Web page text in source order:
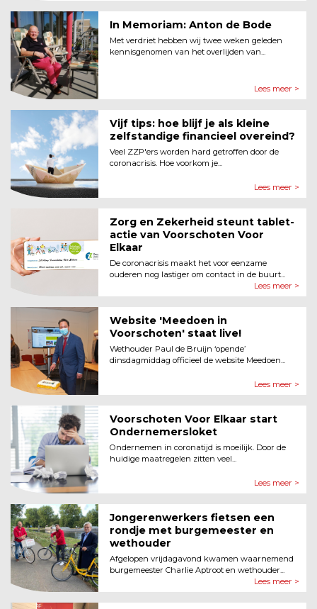
In Memoriam: Anton de Bode
Met verdriet hebben wij twee weken geleden
kennisgenomen van het overlijden van...
Lees meer >
Vijf tips: hoe blijf je als kleine
zelfstandige financieel overeind?
Veel ZZP'ers worden hard getroffen door de
coronacrisis. Hoe voorkom je...
Lees meer >
Zorg en Zekerheid steunt tablet-
actie van Voorschoten Voor
Elkaar
De coronacrisis maakt het voor eenzame
ouderen nog lastiger om contact in de buurt...
Lees meer >
Website 'Meedoen in
Voorschoten' staat live!
Wethouder Paul de Bruijn ‘opende’
dinsdagmiddag officieel de website Meedoen...
Lees meer >
Voorschoten Voor Elkaar start
Ondernemersloket
Ondernemen in coronatijd is moeilijk. Door de
huidige maatregelen zitten veel...
Lees meer >
Jongerenwerkers fietsen een
rondje met burgemeester en
wethouder
Afgelopen vrijdagavond kwamen waarnemend
burgemeester Charlie Aptroot en wethouder...
Lees meer >